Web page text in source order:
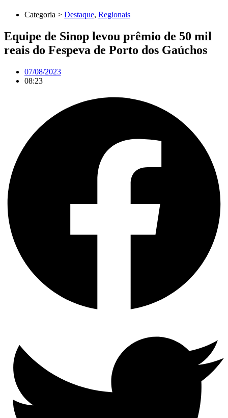
Categoria > Destaque, Regionais
Equipe de Sinop levou prêmio de 50 mil
reais do Fespeva de Porto dos Gaúchos
07/08/2023
08:23